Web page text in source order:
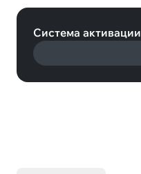
Система активации